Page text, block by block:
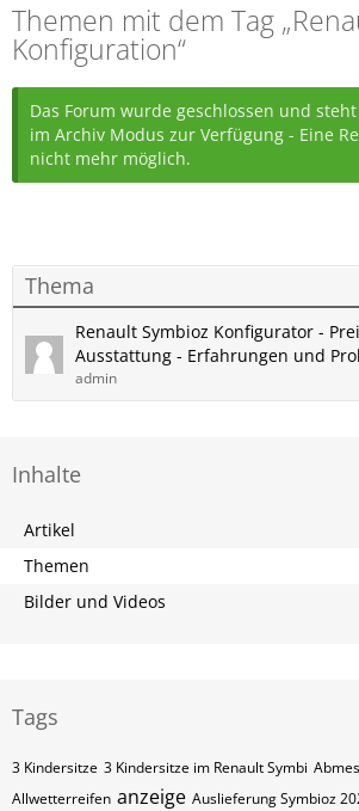
Themen mit dem Tag
Konfiguration“
Das Forum wurde geschlossen und
im Archiv Modus zur Verfügung - Eine
nicht mehr möglich.
Thema
Renault Symbioz Konfigurator -
Ausstattung - Erfahrungen und
admin
Inhalte
Artikel
Themen
Bilder und Videos
Tags
3 Kindersitze 3 Kindersitze im Renault Symbi
Allwetterreifen anzeige Auslieferung Symbioz